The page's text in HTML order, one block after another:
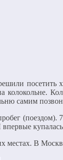
колокольне.
самим
местах. В